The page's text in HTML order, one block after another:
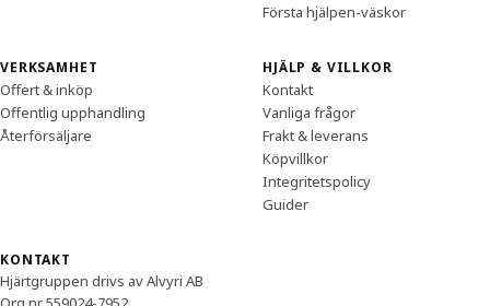
Första hjälpen-väskor
VERKSAMHET
Offert & inköp
Offentlig upphandling
Återförsäljare
HJÄLP & VILLKOR
Kontakt
Vanliga frågor
Frakt & leverans
Köpvillkor
Integritetspolicy
Guider
KONTAKT
Hjärtgruppen drivs av Alvyri AB